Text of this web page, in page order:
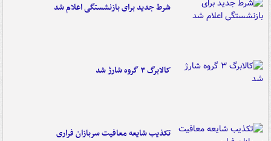
شرط جدید برای بازنشستگی اعلام شد
کالابرگ ۳ گروه شارژ شد
تکذیب شایعه معافیت سربازان فراری